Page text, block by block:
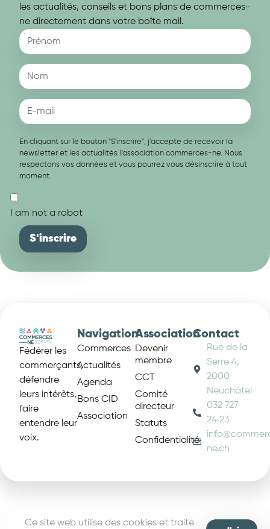
les actualités, conseils et bons plans de commerces-
ne directement dans votre boîte mail.
En cliquant sur le bouton "S'inscrire", j'accepte de recevoir la
newsletter et les actualités l’association commerces-ne. Nous
respectons vos données et vous pourrez vous désinscrire à tout
moment.
I am not a robot
Fédérer les
commerçants,
défendre
leurs intérêts,
faire
entendre leur
voix.
Navigation
Commerces
Actualités
Agenda
Bons CID
Association
Association
Devenir
membre
CCT
Comité
directeur
Statuts
Confidentialité
Contact
Rue de la
Serre 4,
2000
Neuchâtel
032 727
24 23
ne.ch
Ce site web utilise des cookies et traite